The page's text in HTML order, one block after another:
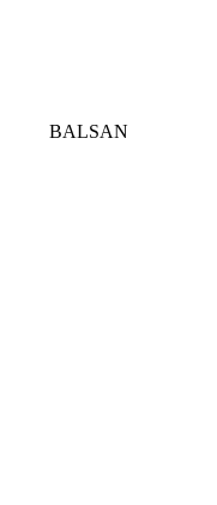
BALSAN